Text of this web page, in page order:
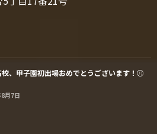
、甲子園初出場おめでとうございます！⚾️
月7日